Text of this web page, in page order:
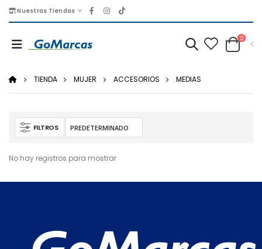
Nuestras Tiendas
0
TIENDA MUJER ACCESORIOS MEDIAS
FILTROS
No hay registros para mostrar